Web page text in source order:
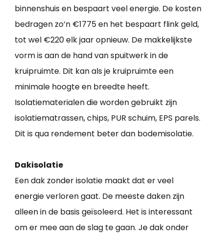
binnenshuis en bespaart veel energie. De kosten
bedragen zo’n €1775 en het bespaart flink geld,
tot wel €220 elk jaar opnieuw. De makkelijkste
vorm is aan de hand van spuitwerk in de
kruipruimte. Dit kan als je kruipruimte een
minimale hoogte en breedte heeft.
Isolatiematerialen die worden gebruikt zijn
isolatiematrassen, chips, PUR schuim, EPS parels.
Dit is qua rendement beter dan bodemisolatie.
Dakisolatie
Een dak zonder isolatie maakt dat er veel
energie verloren gaat. De meeste daken zijn
alleen in de basis geïsoleerd. Het is interessant
om er mee aan de slag te gaan. Je dak onder